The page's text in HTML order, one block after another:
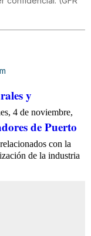
y
4 de noviembre,
de Puerto
con la
de la industria